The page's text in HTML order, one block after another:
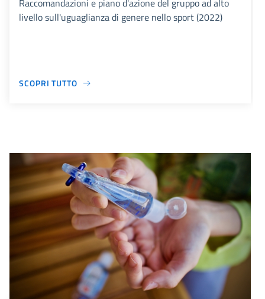
Raccomandazioni e piano d'azione del gruppo ad alto
livello sull'uguaglianza di genere nello sport (2022)
SCOPRI TUTTO